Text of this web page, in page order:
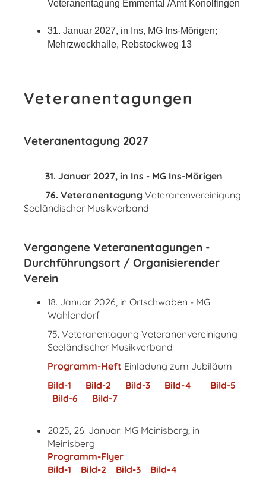
Veteranentagung Emmental /Amt Konolfingen
31. Januar 2027, in Ins, MG Ins-Mörigen;
Mehrzweckhalle, Rebstockweg 13
Veteranentagungen
Veteranentagung 2027
31. Januar 2027, in Ins - MG Ins-Mörigen
76. Veteranentagung Veteranenvereinigung
Seeländischer Musikverband
Vergangene Veteranentagungen -
Durchführungsort / Organisierender
Verein
18. Januar 2026, in Ortschwaben - MG
Wahlendorf
75. Veteranentagung Veteranenvereinigung
Seeländischer Musikverband
Programm-Heft Einladung zum Jubiläum
Bild-1
Bild-2 Bild-3 Bild-4
Bild-5
Bild-6
Bild-7
2025, 26. Januar: MG Meinisberg, in
Meinisberg
Programm-Flyer
Bild-1
Bild-2 Bild-3
Bild-4